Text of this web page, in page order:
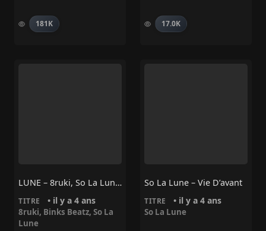
181K 17.0K
LUNE – 8ruki, So La Lune, Binks Beatz
TITRE • il y a 4 ans
8ruki, Binks Beatz, So La
Lune
So La Lune – Vie D’avant
TITRE • il y a 4 ans
So La Lune